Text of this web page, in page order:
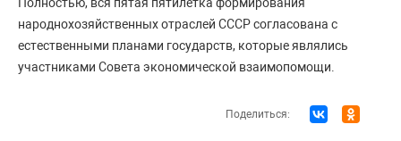
народнохозяйственных отраслей СССР согласована с
естественными планами государств, которые являлись
участниками Совета экономической взаимопомощи.
Поделиться: